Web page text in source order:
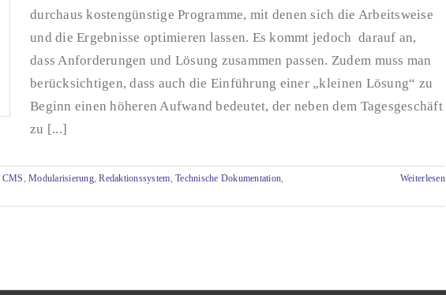
durchaus kostengünstige Programme, mit denen sich die Arbeitsweise
und die Ergebnisse optimieren lassen. Es kommt jedoch darauf an,
dass Anforderungen und Lösung zusammen passen. Zudem muss man
berücksichtigen, dass auch die Einführung einer „kleinen Lösung“ zu
Beginn einen höheren Aufwand bedeutet, der neben dem Tagesgeschäft
zu [...]
CMS,Modularisierung,Redaktionssystem,Technische Dokumentation,
Weiterlesen